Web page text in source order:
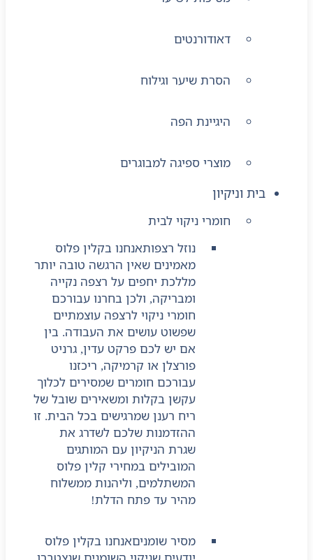
דאודורנטים
הסרת שיער וגילוח
היגיינת הפה
מוצרי ספיגה למבוגרים
בית וניקיון
חומרי ניקוי לבית
נוזל רצפותאנחנו בקלין פלוס
מאמינים שאין הרגשה טובה יותר
מללכת יחפים על רצפה נקייה
ומבריקה, ולכן בחרנו עבורכם
חומרי ניקוי לרצפה עוצמתיים
שפשוט עושים את העבודה. בין
אם יש לכם פרקט עדין, גרניט
פורצלן או קרמיקה, ריכזנו
עבורכם חומרים שמסירים לכלוך
עקשן בקלות ומשאירים שובל של
ריח רענן שמרגישים בכל הבית. זו
ההזדמנות שלכם לשדרג את
שגרת הניקיון עם המותגים
המובילים במחירי קלין פלוס
המשתלמים, וליהנות ממשלוח
מהיר עד פתח הדלת!
מסיר שומניםאנחנו בקלין פלוס